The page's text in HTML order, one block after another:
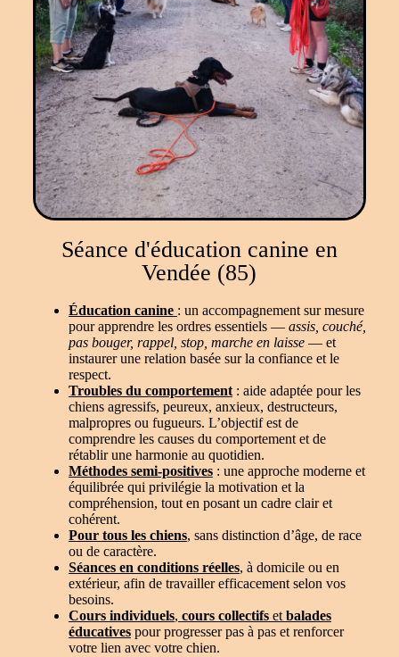
Séance d'éducation canine en
Vendée (85)
Éducation canine : un accompagnement sur mesure
pour apprendre les ordres essentiels — assis, couché,
pas bouger, rappel, stop, marche en laisse— et
instaurer une relation basée sur la confiance et le
respect.
Troubles du comportement: aide adaptée pour les
chiens agressifs, peureux, anxieux, destructeurs,
malpropres ou fugueurs. L’objectif est de
comprendre les causes du comportement et de
rétablir une harmonie au quotidien.
Méthodes semi-positives: une approche moderne et
équilibrée qui privilégie la motivation et la
compréhension, tout en posant un cadre clair et
cohérent.
Pour tous les chiens, sans distinction d’âge, de race
ou de caractère.
Séances en conditions réelles, à domicile ou en
extérieur, afin de travailler efficacement selon vos
besoins.
Cours individuels, cours collectifset balades
éducativespour progresser pas à pas et renforcer
votre lien avec votre chien.